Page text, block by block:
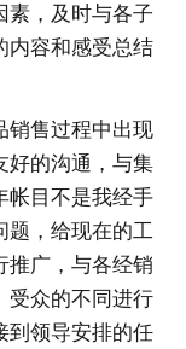
素，及时与各子
内容和感受总结
售过程中出现
好的沟通，与集
帐目不是我经手
题，给现在的工
推广，与各经销
受众的不同进行
到领导安排的任